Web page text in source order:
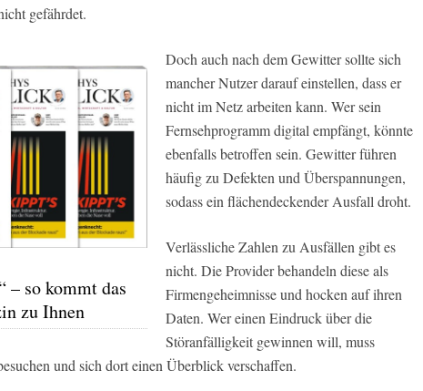
gefährdet.
– so kommt das
zu Ihnen
Doch auch nach dem Gewitter sollte sich
mancher Nutzer darauf einstellen, dass er
nicht im Netz arbeiten kann. Wer sein
Fernsehprogramm digital empfängt, könnte
ebenfalls betroffen sein. Gewitter führen
häufig zu Defekten und Überspannungen,
sodass ein flächendeckender Ausfall droht.
Verlässliche Zahlen zu Ausfällen gibt es
nicht. Die Provider behandeln diese als
Firmengeheimnisse und hocken auf ihren
Daten. Wer einen Eindruck über die
Störanfälligkeit gewinnen will, muss
und sich dort einen Überblick verschaffen.